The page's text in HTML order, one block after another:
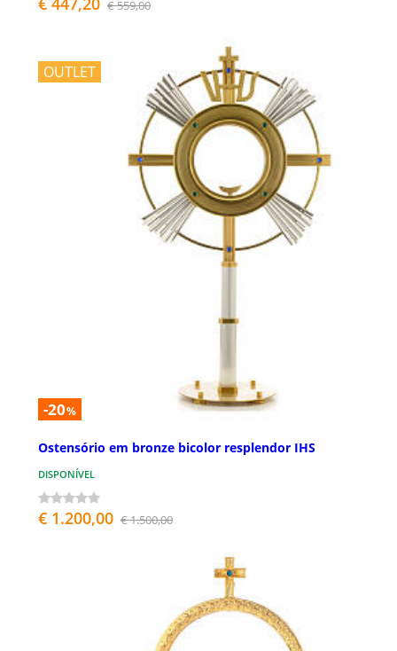
€ 559,00
OUTLET
-20%
Ostensório em bronze bicolor resplendor IHS
DISPONÍVEL
€ 1.200,00 € 1.500,00